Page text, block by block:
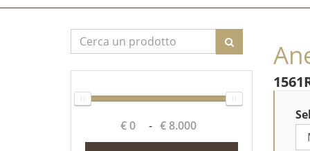
€ 0 - € 8.000